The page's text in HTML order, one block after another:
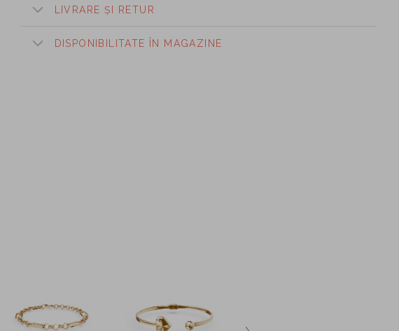
LIVRARE ȘI RETUR
DISPONIBILITATE ÎN MAGAZINE